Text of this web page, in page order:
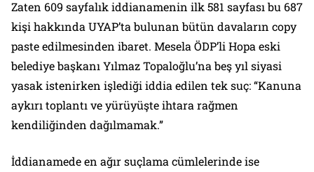
Zaten 609 sayfalık iddianamenin ilk 581 sayfası bu 687
kişi hakkında UYAP’ta bulunan bütün davaların copy
paste edilmesinden ibaret. Mesela ÖDP’li Hopa eski
belediye başkanı Yılmaz Topaloğlu’na beş yıl siyasi
yasak istenirken işlediği iddia edilen tek suç: “Kanuna
aykırı toplantı ve yürüyüşte ihtara rağmen
kendiliğinden dağılmamak.”
İddianamede en ağır suçlama cümlelerinde ise